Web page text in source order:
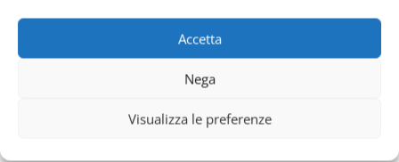
Accetta
Nega
Visualizza le preferenze
Impianti Elettrici Appartamenti Economici
Maria Delle Mole
Impianti Elettrici Hotel Economici
Impianti Elettrici Alberghi Economici